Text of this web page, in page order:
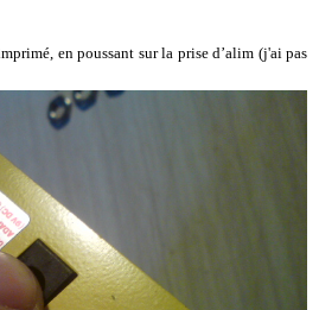
en poussant sur la prise d’alim (j'ai pas